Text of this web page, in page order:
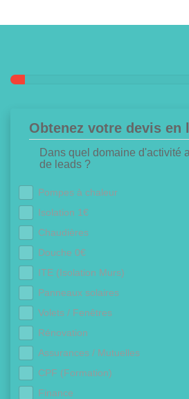
Obtenez votre devis en
Dans quel domaine d'activité
de leads ?
Pompes à chaleur
Isolation 1€
Chaudières
Douche 0€
ITE (Isolation Murs)
Panneaux solaires
Volets / Fenêtres
Rénovation
Assurances / Mutuelles
CPF (Formation)
Finance